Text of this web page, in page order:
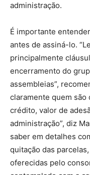
administração.
É importante
antes de assiná-lo.
principalmente
encerramento do
assembleias”,
claramente quem são
crédito, valor de
administração”, diz
saber em detalhes
quitação das
oferecidas pelo